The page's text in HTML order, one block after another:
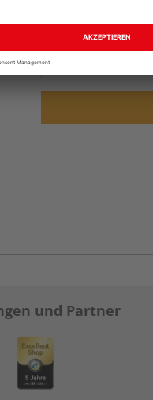
Auf
und Partner